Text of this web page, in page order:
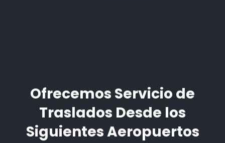
Ofrecemos Servicio de
Traslados Desde los
Siguientes Aeropuertos